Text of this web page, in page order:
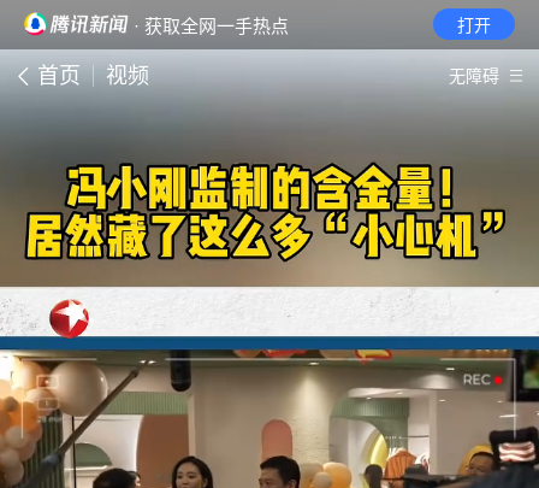
· 获取全网一手热点 打开
首页 视频 无障碍